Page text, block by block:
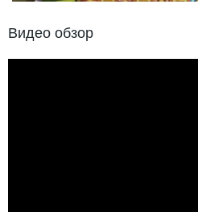
Видео обзор